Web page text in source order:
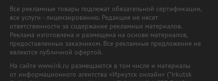
Все рекламные товары подлежат обязательной сертификации,
все услуги - лицензированию. Редакция не несет
ответственности за содержание рекламных материалов.
Реклама изготовлена и размещена на основе материалов,
предоставленных заказчиком. Все рекламные предложения не
являются публичной офертой.
На сайте www.irk.ru размещаются в том числе и материалы
от информационного агентства «Иркутск онлайн» ("Irkutsk